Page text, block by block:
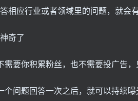
相应行业或者领域里的问题，就会
奇了
需要你积累粉丝，也不需要投广告，
问题回答一次之后，就可以持续曝